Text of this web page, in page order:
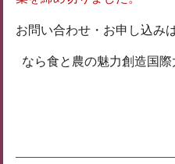
お問い合わせ・お申し込み
なら食と農の魅力創造国